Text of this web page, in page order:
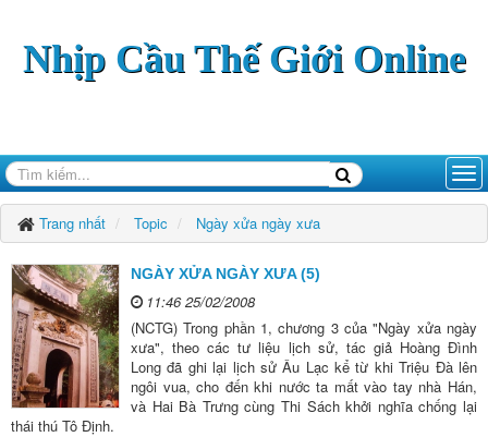
Nhịp Cầu Thế Giới Online
Trang nhất Topic Ngày xửa ngày xưa
NGÀY XỬA NGÀY XƯA (5)
11:46 25/02/2008
(NCTG) Trong phần 1, chương 3 của "Ngày xửa ngày
xưa", theo các tư liệu lịch sử, tác giả Hoàng Đình
Long đã ghi lại lịch sử Âu Lạc kể từ khi Triệu Đà lên
ngôi vua, cho đến khi nước ta mất vào tay nhà Hán,
và Hai Bà Trưng cùng Thi Sách khởi nghĩa chống lại
thái thú Tô Định.